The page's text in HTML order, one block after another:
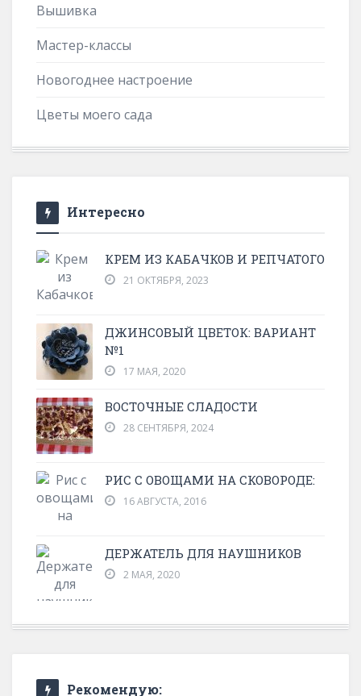
Вышивка
Мастер-классы
Новогоднее настроение
Цветы моего сада
Интересно
КРЕМ ИЗ КАБАЧКОВ И РЕПЧАТОГО
21 ОКТЯБРЯ, 2023
ДЖИНСОВЫЙ ЦВЕТОК: ВАРИАНТ
№1
17 МАЯ, 2020
ВОСТОЧНЫЕ СЛАДОСТИ
28 СЕНТЯБРЯ, 2024
РИС С ОВОЩАМИ НА СКОВОРОДЕ:
16 АВГУСТА, 2016
ДЕРЖАТЕЛЬ ДЛЯ НАУШНИКОВ
2 МАЯ, 2020
Рекомендую: